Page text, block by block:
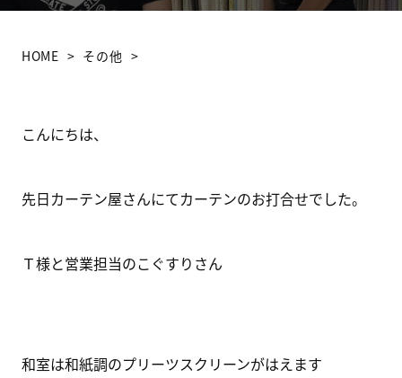
HOME その他
こんにちは、
先日カーテン屋さんにてカーテンのお打合せでした。
Ｔ様と営業担当のこぐすりさん
和室は和紙調のプリーツスクリーンがはえます